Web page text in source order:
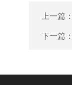
上一篇
下一篇